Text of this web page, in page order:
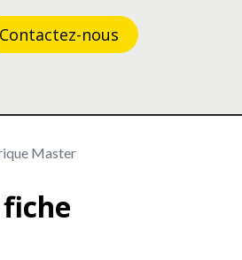
Contactez-n​​​​ous
Master